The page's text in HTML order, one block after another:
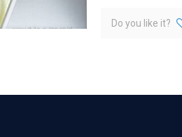
Do you like it?